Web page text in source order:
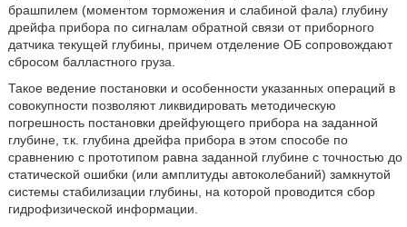
брашпилем (моментом торможения и слабиной фала) глубину
дрейфа прибора по сигналам обратной связи от приборного
датчика текущей глубины, причем отделение ОБ сопровождают
сбросом балластного груза.
Такое ведение постановки и особенности указанных операций в
совокупности позволяют ликвидировать методическую
погрешность постановки дрейфующего прибора на заданной
глубине, т.к. глубина дрейфа прибора в этом способе по
сравнению с прототипом равна заданной глубине с точностью до
статической ошибки (или амплитуды автоколебаний) замкнутой
системы стабилизации глубины, на которой проводится сбор
гидрофизической информации.